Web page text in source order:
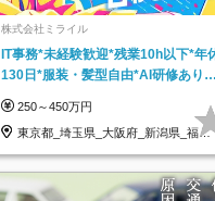
株式会社ミライル
IT事務*未経験歓迎*残業10h以下*年
130日*服装・髪型自由*AI研修あり*
250～450万円
東京都_埼玉県_大阪府_新潟県_福岡
県